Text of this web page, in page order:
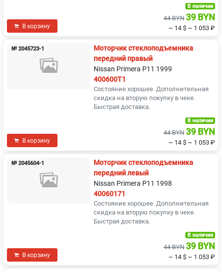
В корзину
В наличии
44 BYN 39 BYN
~ 14 $ ~ 1 053 ₽
№ 2045723-1
Моторчик стеклоподъемника
передний правый
Nissan Primera P11 1999
400600T1
Состояние хорошее. Дополнительная
скидка на вторую покупку в чеке.
Быстрая доставка.
В корзину
В наличии
44 BYN 39 BYN
~ 14 $ ~ 1 053 ₽
№ 2045604-1
Моторчик стеклоподъемника
передний левый
Nissan Primera P11 1998
40060171
Состояние хорошее. Дополнительная
скидка на вторую покупку в чеке.
Быстрая доставка.
В корзину
В наличии
44 BYN 39 BYN
~ 14 $ ~ 1 053 ₽